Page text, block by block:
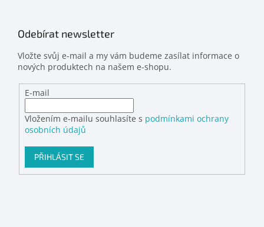
Odebírat newsletter
Vložte svůj e-mail a my vám budeme zasílat informace o
nových produktech na našem e-shopu.
E-mail
Vložením e-mailu souhlasíte s podmínkami ochrany
osobních údajů
PŘIHLÁSIT SE